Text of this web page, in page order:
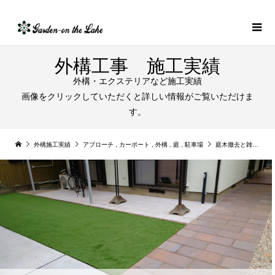
外構工事 施工実績
外構・エクステリアなど施工実績
画像をクリックしていただくと詳しい情報がご覧いただけま
す。
外構施工実績 アプローチ カーポート 外構 庭 駐車場 庭木撤去と雑草の生えない低管理外構リフォーム｜扶桑町